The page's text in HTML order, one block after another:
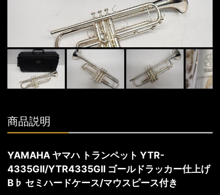
商品説明
YAMAHA ヤマハ トランペット YTR-
4335GII/YTR4335GII ゴールドラッカー仕上げ
B♭ セミハードケース/マウスピース付き